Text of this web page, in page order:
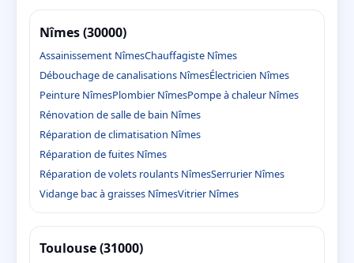
Nîmes (30000)
Assainissement NîmesChauffagiste Nîmes
Débouchage de canalisations NîmesÉlectricien Nîmes
Peinture NîmesPlombier NîmesPompe à chaleur Nîmes
Rénovation de salle de bain Nîmes
Réparation de climatisation Nîmes
Réparation de fuites Nîmes
Réparation de volets roulants NîmesSerrurier Nîmes
Vidange bac à graisses NîmesVitrier Nîmes
Toulouse (31000)